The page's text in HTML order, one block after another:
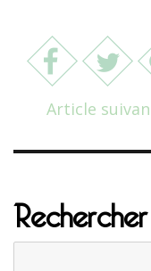
Article
Rechercher